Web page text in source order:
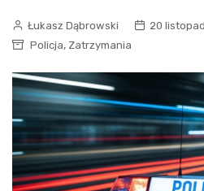
Łukasz Dąbrowski
20
Policja, Zatrzymania